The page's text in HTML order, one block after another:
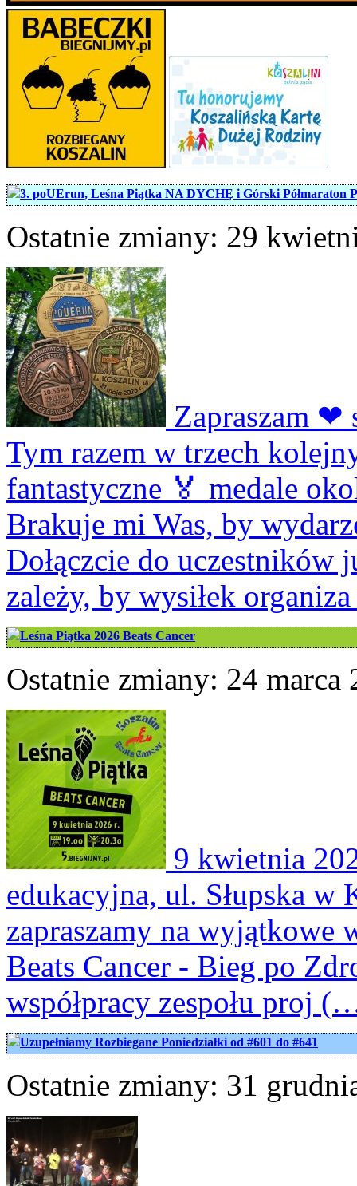
3. poUErun, Leśna Piątka NA DYCHĘ i Górski Półmaraton
Ostatnie zmiany: 29
Zapraszam ❤
Tym razem w trzech
fantastyczne 🏅 medale
Brakuje mi Was, by
Dołączcie do uczestników
zależy, by wysiłek
Leśna Piątka 2026 Beats Cancer
Ostatnie zmiany: 24 marca
9 kwietnia
edukacyjna, ul. Słupska w
zapraszamy na wyjątkowe
Beats Cancer - Bieg po
współpracy zespołu proj
Uzupełniamy Rozbiegane Poniedziałki od #601 do #641
Ostatnie zmiany: 31